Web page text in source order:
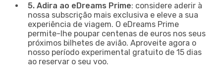
5. Adira ao eDreams Prime: considere aderir à
nossa subscrição mais exclusiva e eleve a sua
experiência de viagem. O eDreams Prime
permite-lhe poupar centenas de euros nos seus
próximos bilhetes de avião. Aproveite agora o
nosso período experimental gratuito de 15 dias
ao reservar o seu voo.